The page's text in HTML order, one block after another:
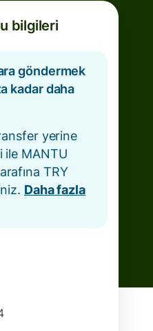
bilgileri
göndermek
kadar daha
yerine
ile MANTU
TRY
Daha fazla